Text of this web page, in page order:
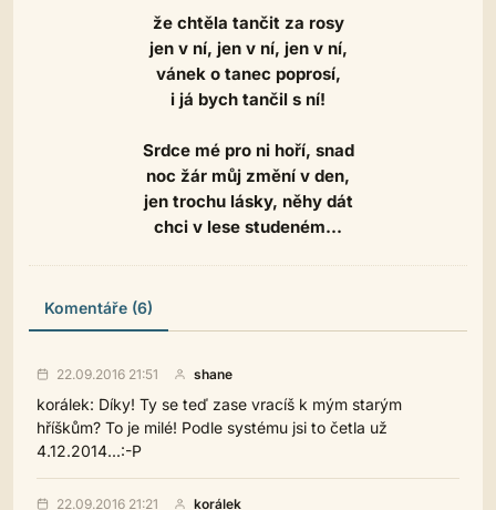
že chtěla tančit za rosy
jen v ní, jen v ní, jen v ní,
vánek o tanec poprosí,
i já bych tančil s ní!
Srdce mé pro ni hoří, snad
noc žár můj změní v den,
jen trochu lásky, něhy dát
chci v lese studeném...
Komentáře (6)
22.09.2016 21:51 shane
korálek: Díky! Ty se teď zase vracíš k mým starým
hříškům? To je milé! Podle systému jsi to četla už
4.12.2014...:-P
22.09.2016 21:21 korálek